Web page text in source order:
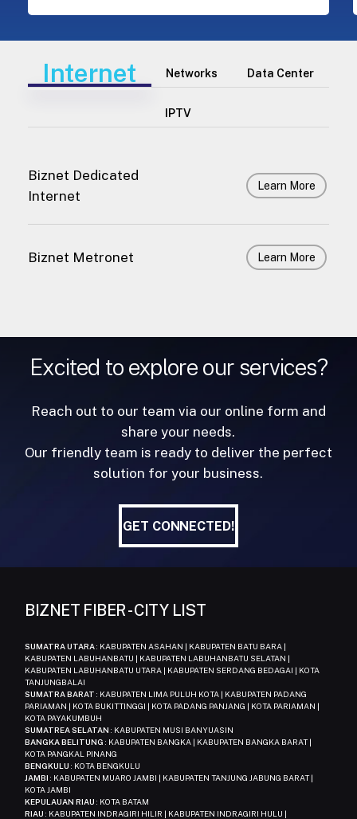
Internet Networks Data Center
IPTV
Biznet Dedicated
Internet
Learn More
Biznet Metronet Learn More
Excited to explore our services?
Reach out to our team via our online form and
share your needs.
Our friendly team is ready to deliver the perfect
solution for your business.
GET CONNECTED!
BIZNET FIBER - CITY LIST
SUMATRA UTARA: KABUPATEN ASAHAN | KABUPATEN BATU BARA |
KABUPATEN LABUHANBATU | KABUPATEN LABUHANBATU SELATAN |
KABUPATEN LABUHANBATU UTARA | KABUPATEN SERDANG BEDAGAI | KOTA
TANJUNGBALAI
SUMATRA BARAT : KABUPATEN LIMA PULUH KOTA | KABUPATEN PADANG
PARIAMAN | KOTA BUKITTINGGI | KOTA PADANG PANJANG | KOTA PARIAMAN |
KOTA PAYAKUMBUH
SUMATREA SELATAN : KABUPATEN MUSI BANYUASIN
BANGKA BELITUNG : KABUPATEN BANGKA | KABUPATEN BANGKA BARAT |
KOTA PANGKAL PINANG
BENGKULU : KOTA BENGKULU
JAMBI : KABUPATEN MUARO JAMBI | KABUPATEN TANJUNG JABUNG BARAT |
KOTA JAMBI
KEPULAUAN RIAU : KOTA BATAM
RIAU : KABUPATEN INDRAGIRI HILIR | KABUPATEN INDRAGIRI HULU |